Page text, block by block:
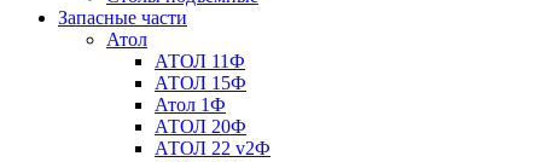
Запасные части
Атол
АТОЛ 11Ф
АТОЛ 15Ф
Атол 1Ф
АТОЛ 20Ф
АТОЛ 22 v2Ф